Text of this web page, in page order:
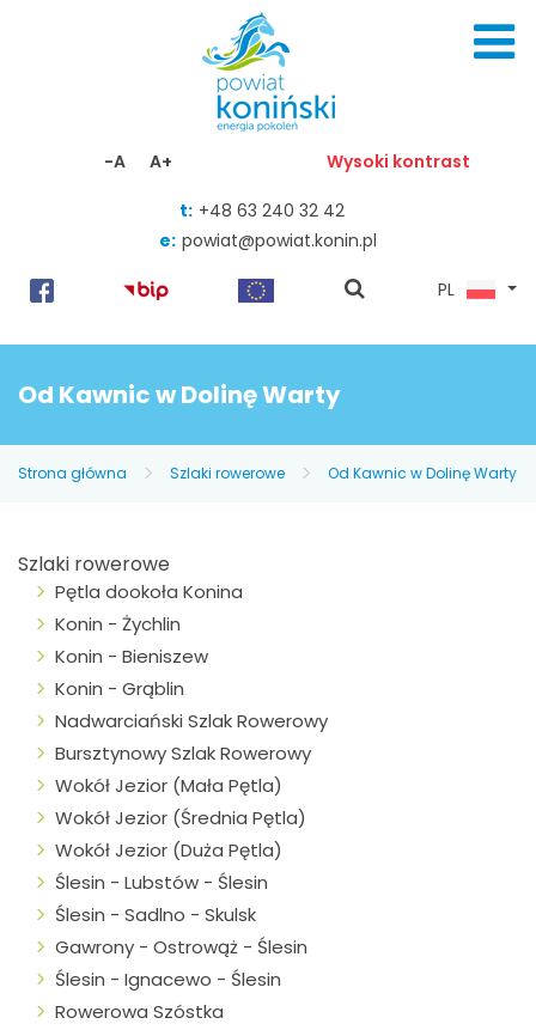
-A A+ Wysoki kontrast
t: +48 63 240 32 42
e: powiat@powiat.konin.pl
pokaż
PL
Od Kawnic w Dolinę Warty
Strona główna Szlaki rowerowe Od Kawnic w Dolinę Warty
Szlaki rowerowe
Pętla dookoła Konina
Konin - Żychlin
Konin - Bieniszew
Konin - Grąblin
Nadwarciański Szlak Rowerowy
Bursztynowy Szlak Rowerowy
Wokół Jezior (Mała Pętla)
Wokół Jezior (Średnia Pętla)
Wokół Jezior (Duża Pętla)
Ślesin - Lubstów - Ślesin
Ślesin - Sadlno - Skulsk
Gawrony - Ostrowąż - Ślesin
Ślesin - Ignacewo - Ślesin
Rowerowa Szóstka